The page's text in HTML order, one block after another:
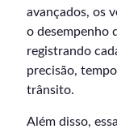
avançados, os
o desempenho
registrando
precisão,
trânsito.
Além disso,